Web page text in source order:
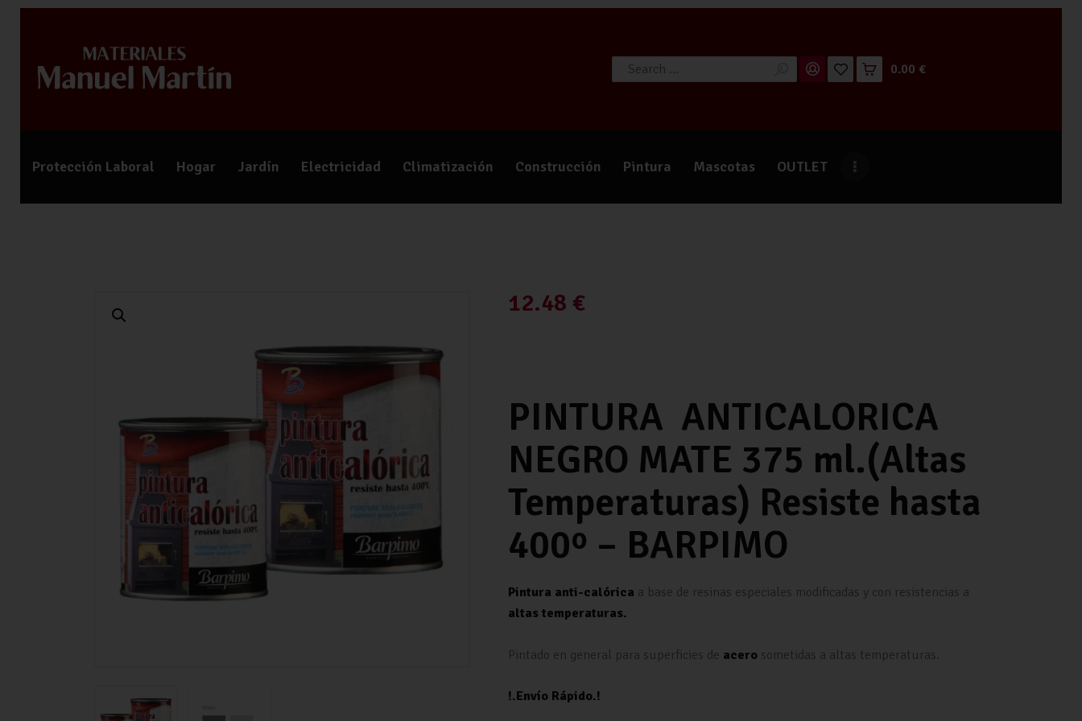
0.00 €
Protección Laboral Hogar Jardín Electricidad Climatización Construcción Pintura Mascotas OUTLET
CONTACTO
12.48 €
PINTURA ANTICALORICA
NEGRO MATE 375 ml.(Altas
Temperaturas) Resiste hasta
400º – BARPIMO
Pintura anti-calórica a base de resinas especiales modificadas y con resistencias a
altas temperaturas.
Pintado en general para superficies de acero sometidas a altas temperaturas.
!.Envío Rápido.!